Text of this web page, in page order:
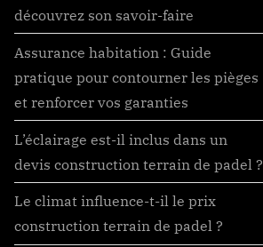
découvrez son savoir-faire
Assurance habitation : Guide
pratique pour contourner les pièges
et renforcer vos garanties
L’éclairage est-il inclus dans un
devis construction terrain de padel ?
Le climat influence-t-il le prix
construction terrain de padel ?